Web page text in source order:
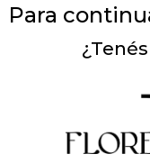
Para